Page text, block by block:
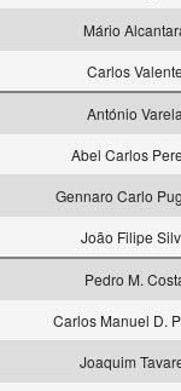
Mário
Carlos
António
Abel Carlos
Gennaro Carlo
João Filipe
Pedro M.
Carlos Manuel D.
Joaquim